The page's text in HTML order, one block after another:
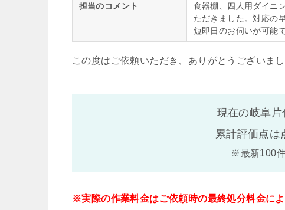
担当のコメント
食器棚、四人用ダイニ
ただきました。対応の
短即日のお伺いが可能
この度はご依頼いただき、ありがとうございまし
現在の岐阜
累計評価点は
※最新100
※実際の作業料金はご依頼時の最終処分料金に